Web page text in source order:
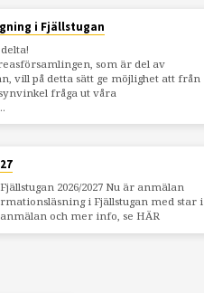
i Fjällstugan
som är del av
vill på detta sätt ge möjlighet att från
fråga ut våra
2026/2027 Nu är anmälan
i Fjällstugan med star i
och mer info, se HÄR